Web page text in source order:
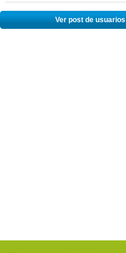
Ver post de usuarios